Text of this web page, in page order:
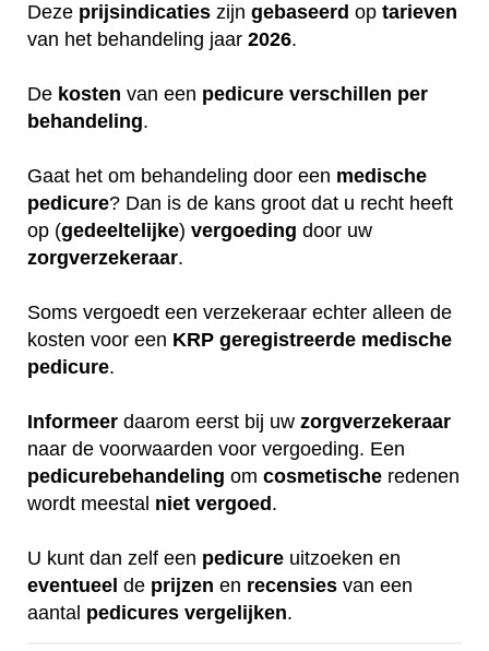
Deze prijsindicaties zijn gebaseerd op tarieven
van het behandeling jaar 2026.
De kosten van een pedicure verschillen per
behandeling.
Gaat het om behandeling door een medische
pedicure? Dan is de kans groot dat u recht heeft
op (gedeeltelijke) vergoeding door uw
zorgverzekeraar.
Soms vergoedt een verzekeraar echter alleen de
kosten voor een KRP geregistreerde medische
pedicure.
Informeer daarom eerst bij uw zorgverzekeraar
naar de voorwaarden voor vergoeding. Een
pedicurebehandeling om cosmetische redenen
wordt meestal niet vergoed .
U kunt dan zelf een pedicure uitzoeken en
eventueel de prijzen en recensies van een
aantal pedicures vergelijken.